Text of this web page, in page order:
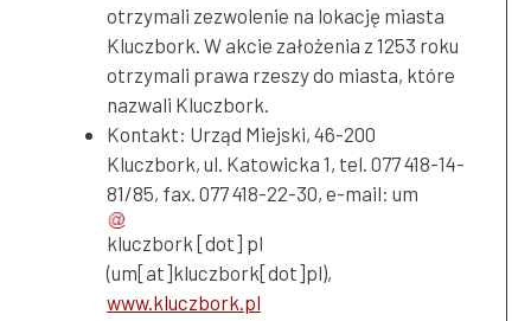
otrzymali zezwolenie na lokację miasta
Kluczbork. W akcie założenia z 1253 roku
otrzymali prawa rzeszy do miasta, które
nazwali Kluczbork.
Kontakt: Urząd Miejski, 46-200
Kluczbork, ul. Katowicka 1, tel. 077 418-14-
81/85, fax. 077 418-22-30, e-mail: um
kluczbork [dot] pl
(um[at]kluczbork[dot]pl),
www.kluczbork.pl